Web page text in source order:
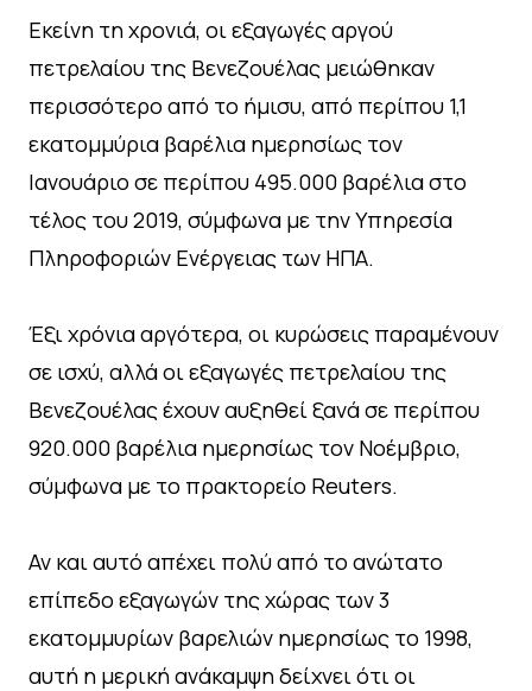
Εκείνη τη χρονιά, οι εξαγωγές αργού
πετρελαίου της Βενεζουέλας μειώθηκαν
περισσότερο από το ήμισυ, από περίπου 1,1
εκατομμύρια βαρέλια ημερησίως τον
Ιανουάριο σε περίπου 495.000 βαρέλια στο
τέλος του 2019, σύμφωνα με την Υπηρεσία
Πληροφοριών Ενέργειας των ΗΠΑ.
Έξι χρόνια αργότερα, οι κυρώσεις παραμένουν
σε ισχύ, αλλά οι εξαγωγές πετρελαίου της
Βενεζουέλας έχουν αυξηθεί ξανά σε περίπου
920.000 βαρέλια ημερησίως τον Νοέμβριο,
σύμφωνα με το πρακτορείο Reuters.
Αν και αυτό απέχει πολύ από το ανώτατο
επίπεδο εξαγωγών της χώρας των 3
εκατομμυρίων βαρελιών ημερησίως το 1998,
αυτή η μερική ανάκαμψη δείχνει ότι οι